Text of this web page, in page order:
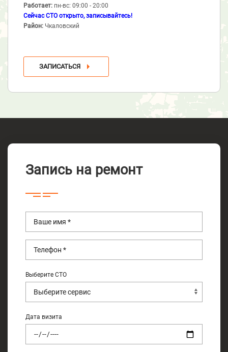
Работает: пн-вс: 09:00 - 20:00
Сейчас СТО открыто, записывайтесь!
Район: Чкаловский
ЗАПИСАТЬСЯ
Запись на ремонт
Выберите СТО
Дата визита